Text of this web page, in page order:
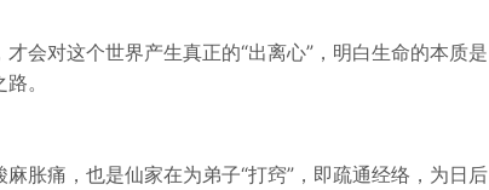
会对这个世界产生真正的“出离心”，明白生命的本质是
。
胀痛，也是仙家在为弟子“打窍”，即疏通经络，为日后